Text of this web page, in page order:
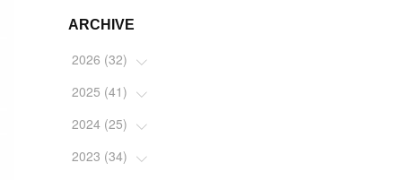
ARCHIVE
2026 (32)
(2)
(4)
(2)
2025 (41)
(5)
(4)
2024 (25)
(1)
2023 (34)